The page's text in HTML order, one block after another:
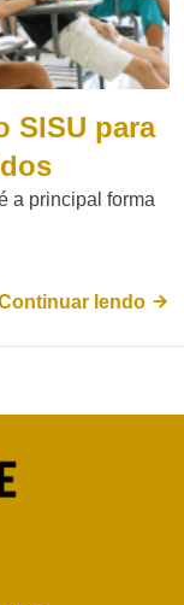
SISU para
a principal forma
lendo